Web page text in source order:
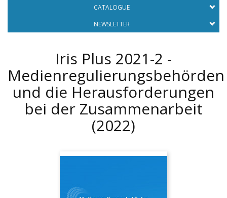
CATALOGUE
NEWSLETTER
Iris Plus 2021-2 -
Medienregulierungsbehörden
und die Herausforderungen
bei der Zusammenarbeit
(2022)